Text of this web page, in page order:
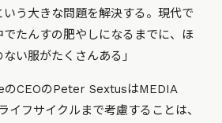
う大きな問題を解決する。現代で
たんすの肥やしになるまでに、ほ
い服がたくさんある」
のCEOのPeter SextusはMEDIA
イフサイクルまで考慮することは、